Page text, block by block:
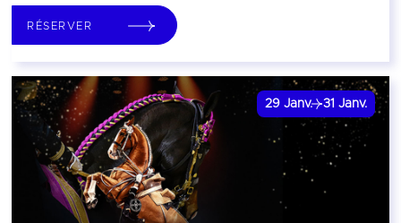
RÉSERVER
29 Janv. 31 Janv.